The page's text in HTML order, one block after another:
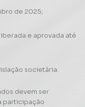
de 2025;
e aprovada até
societária.
devem ser
participação